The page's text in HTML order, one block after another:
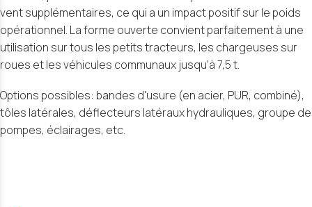
vent supplémentaires, ce qui a un impact positif sur le poids
opérationnel. La forme ouverte convient parfaitement à une
utilisation sur tous les petits tracteurs, les chargeuses sur
roues et les véhicules communaux jusqu'à 7,5 t.
Options possibles: bandes d'usure (en acier, PUR, combiné),
tôles latérales, déflecteurs latéraux hydrauliques, groupe de
pompes, éclairages, etc.